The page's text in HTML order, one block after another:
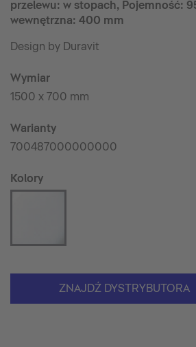
przelewu: w stopach, Pojemność:
wewnętrzna: 400 mm
Design by Duravit
Wymiar
1500 x 700 mm
Warianty
700487000000000
Kolory
ZNAJDŹ DYSTRYBUTORA